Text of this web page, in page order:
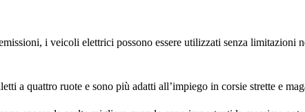
i veicoli elettrici possono essere utilizzati senza limitazioni
a quattro ruote e sono più adatti all’impiego in corsie strette e